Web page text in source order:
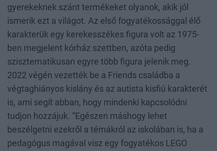
gyerekeknek szánt termékeket olyanok, akik jól
ismerik ezt a világot. Az első fogyatékossággal élő
karakterük egy kerekesszékes figura volt az 1975-
ben megjelent kórház szettben, azóta pedig
szisztematikusan egyre több figura jelenik meg.
2022 végén vezették be a Friends családba a
végtaghiányos kislány és az autista kisfiú karakterét
is, ami segít abban, hogy mindenki kapcsolódni
tudjon hozzájuk. “Egészen máshogy lehet
beszélgetni ezekről a témákról az iskolában is, ha a
pedagógus magával visz egy fogyatékos LEGO